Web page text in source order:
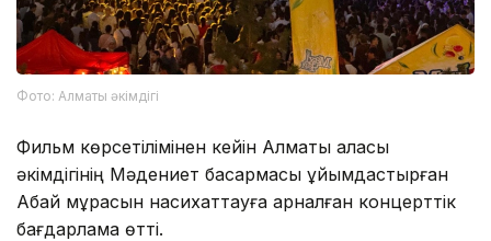
Фото: Алматы әкімдігі
Фильм көрсетілімінен кейін Алматы қаласы
әкімдігінің Мәдениет басқармасы ұйымдастырған
Абай мұрасын насихаттауға арналған концерттік
бағдарлама өтті.